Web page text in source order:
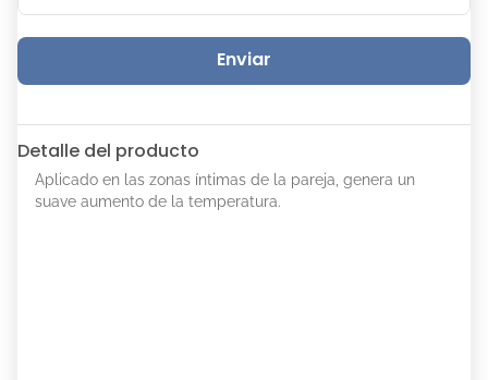
Enviar
Detalle del producto
Aplicado en las zonas íntimas de la pareja, genera un
suave aumento de la temperatura.